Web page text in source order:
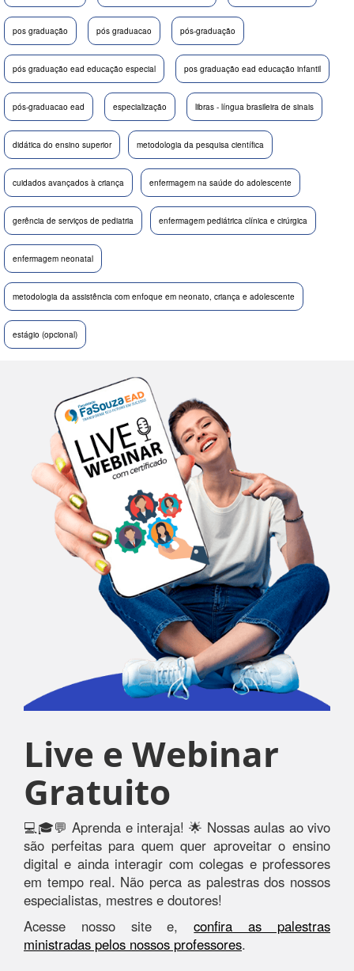
pos graduação pós graduacao pós-graduação
pós graduação ead educação especial pos graduação ead educação infantil
pós-graduacao ead especialização libras - língua brasileira de sinais
didática do ensino superior metodologia da pesquisa científica
cuidados avançados à criança enfermagem na saúde do adolescente
gerência de serviços de pediatria enfermagem pediátrica clínica e cirúrgica
enfermagem neonatal
metodologia da assistência com enfoque em neonato, criança e adolescente
estágio (opcional)
Live e Webinar
Gratuito
💻🎓💬 Aprenda e interaja! 🌟 Nossas aulas ao vivo
são perfeitas para quem quer aproveitar o ensino
digital e ainda interagir com colegas e professores
em tempo real. Não perca as palestras dos nossos
especialistas, mestres e doutores!
Acesse nosso site e,confira as palestras
ministradas pelos nossos professores.